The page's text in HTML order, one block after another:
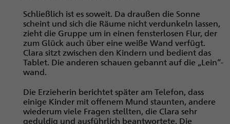
Schließlich ist es soweit. Da draußen die Sonne
scheint und sich die Räume nicht verdunkeln lassen,
zieht die Gruppe um in einen fensterlosen Flur, der
zum Glück auch über eine weiße Wand verfügt.
Clara sitzt zwischen den Kindern und bedient das
Tablet. Die anderen schauen gebannt auf die „Lein“-
wand.
Die Erzieherin berichtet später am Telefon, dass
einige Kinder mit offenem Mund staunten, andere
wiederum viele Fragen stellten, die Clara sehr
geduldig und ausführlich beantwortete. Die